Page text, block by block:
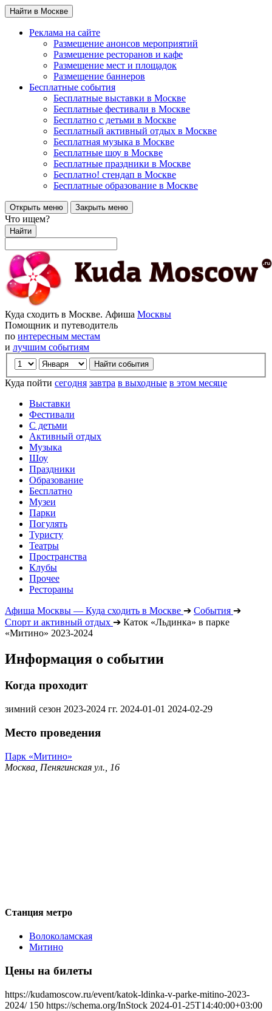
Найти в Москве
Реклама на сайте
Размещение анонсов мероприятий
Размещение ресторанов и кафе
Размещение мест и площадок
Размещение баннеров
Бесплатные события
Бесплатные выставки в Москве
Бесплатные фестивали в Москве
Бесплатно с детьми в Москве
Бесплатный активный отдых в Москве
Бесплатная музыка в Москве
Бесплатные шоу в Москве
Бесплатные праздники в Москве
Бесплатно! стендап в Москве
Бесплатные образование в Москве
Открыть меню Закрыть меню
Что ищем?
Найти
Куда сходить в Москве. Афиша Москвы
Помощник и путеводитель
по интересным местам
и лучшим событиям
Куда пойти сегодня завтра в выходные в этом месяце
Выставки
Фестивали
С детьми
Активный отдых
Музыка
Шоу
Праздники
Образование
Бесплатно
Музеи
Парки
Погулять
Туристу
Театры
Пространства
Клубы
Прочее
Рестораны
Афиша Москвы — Куда сходить в Москве ➔ События ➔
Спорт и активный отдых ➔ Каток «Льдинка» в парке
«Митино» 2023-2024
Информация о событии
Когда проходит
зимний сезон 2023-2024 гг. 2024-01-01 2024-02-29
Место проведения
Парк «Митино»
Москва, Пенягинская ул., 16
Станция метро
Волоколамская
Митино
Цены на билеты
https://kudamoscow.ru/event/katok-ldinka-v-parke-mitino-2023-
2024/ 150 https://schema.org/InStock 2024-01-25T14:40:00+03:00